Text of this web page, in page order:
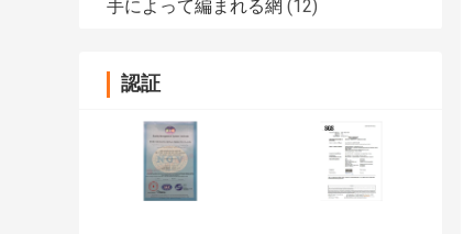
手によって編まれる網 (12)
認証